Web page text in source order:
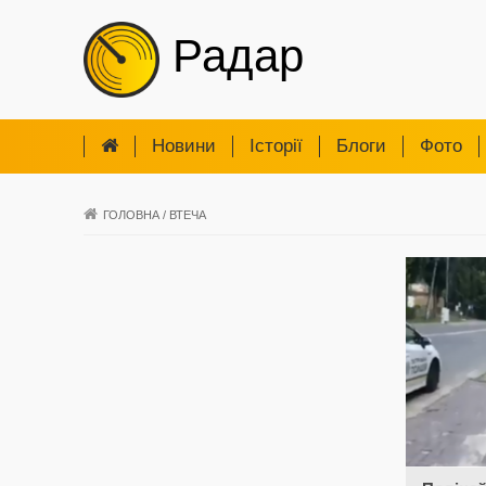
Радар
Новини Iсторії Блоги Фото
ГОЛОВНА / ВТЕЧА